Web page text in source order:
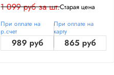
1 099 руб за шт.Старая цена
При оплате на
р.счет
989 руб
При оплате на
карту
865 руб